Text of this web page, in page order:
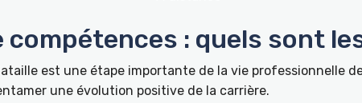
compétences : quels sont
est une étape importante de la vie professionnelle
une évolution positive de la carrière.